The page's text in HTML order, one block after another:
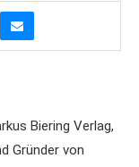
Biering Verlag,
Gründer von